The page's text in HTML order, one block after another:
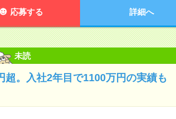
応募する 詳細へ
未読
。入社2年目で1100万円の実績も